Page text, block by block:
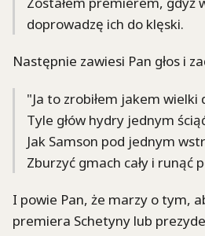
doprowadzę ich do klęski.
Następnie zawiesi Pan głos i
"Ja to zrobiłem jakem wielki
Tyle głów hydry jednym
Jak Samson pod jednym
Zburzyć gmach cały i runąć
I powie Pan, że marzy o tym,
premiera Schetyny lub